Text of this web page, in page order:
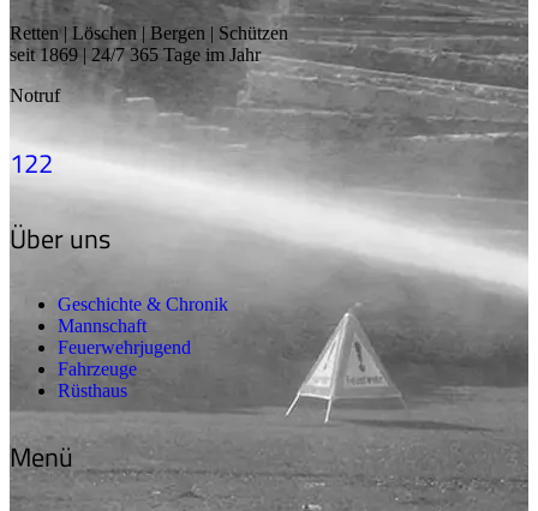
Retten | Löschen | Bergen | Schützen
seit 1869 | 24/7 365 Tage im Jahr
Notruf
122
Über uns
Geschichte & Chronik
Mannschaft
Feuerwehrjugend
Fahrzeuge
Rüsthaus
Menü